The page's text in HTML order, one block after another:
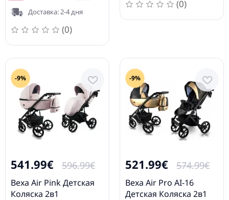
Доставка: 2-4 дня
(0)
(0)
-9%
541.99€ 596.99€
Bexa Air Pink Детская
Коляска 2в1
-9%
521.99€ 574.99€
Bexa Air Pro AI-16
Детская Коляска 2в1